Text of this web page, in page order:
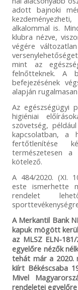
adott bajnoki
alkalommal is.
klubra nézve,
végére
mint az
felnőtteknek. A
befejezésének
alapján
Az egészségügyi
higiéniai
szövetség,
kapcsolatban, a
fertőtlenítése
természetesen
kötelező.
A 484/2020. (XI.
este ismerhette
rendelet
A Merkantil Bank
kapuk mögött
az MLSZ ELN-
egyelőre nézők
tehát már a 2020.
kiírt Békéscsaba
Mivel
rendeletei